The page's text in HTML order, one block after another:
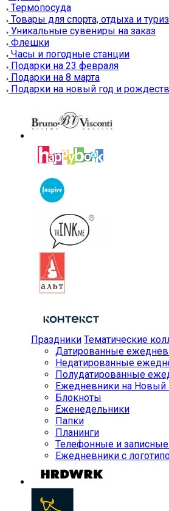
Термопосуда
Товары для спорта, отдыха и
Уникальные сувениры на заказ
Флешки
Часы и погодные станции
Подарки на 23 февраля
Подарки на 8 марта
Подарки на новый год и
Праздники Тематические
Датированные
Недатированные
Полудатированные
Ежедневники на Новый
Блокноты
Еженедельники
Папки
Планинги
Телефонные и
Ежедневники с